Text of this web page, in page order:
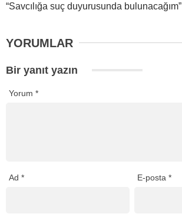
“Savcılığa suç duyurusunda bulunacağım”
YORUMLAR
Bir yanıt yazın
Yorum *
Ad * E-posta*